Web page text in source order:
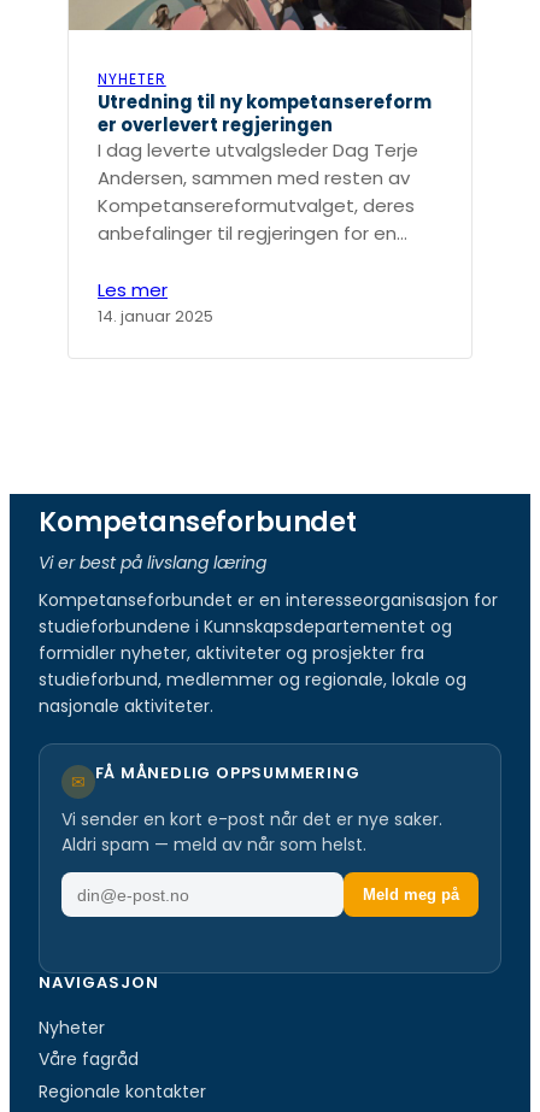
NYHETER
Utredning til ny kompetansereform
er overlevert regjeringen
I dag leverte utvalgsleder Dag Terje
Andersen, sammen med resten av
Kompetansereformutvalget, deres
anbefalinger til regjeringen for en…
Les mer
14. januar 2025
Kompetanseforbundet
Vi er best på livslang læring
Kompetanseforbundet er en interesseorganisasjon for
studieforbundene i Kunnskapsdepartementet og
formidler nyheter, aktiviteter og prosjekter fra
studieforbund, medlemmer og regionale, lokale og
nasjonale aktiviteter.
✉ FÅ MÅNEDLIG OPPSUMMERING
Vi sender en kort e-post når det er nye saker.
Aldri spam — meld av når som helst.
E
-
o
t
a
d
Meld meg på
NAVIGASJON
Nyheter
Våre fagråd
Regionale kontakter